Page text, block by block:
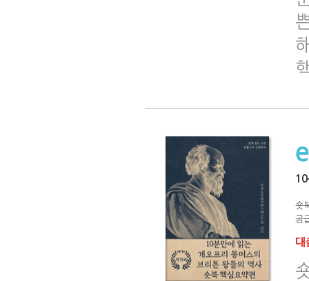
10
숏
공
대